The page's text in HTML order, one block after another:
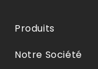
Produits
Notre Société